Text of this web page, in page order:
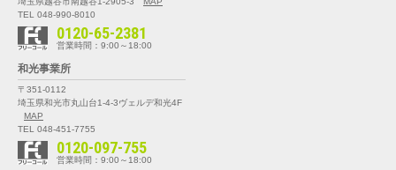
TEL 048-990-8010
0120-65-2381
営業時間：9:00～18:00
和光事業所
〒351-0112
埼玉県和光市丸山台1-4-3ヴェルデ和光4F
MAP
TEL 048-451-7755
0120-097-755
営業時間：9:00～18:00